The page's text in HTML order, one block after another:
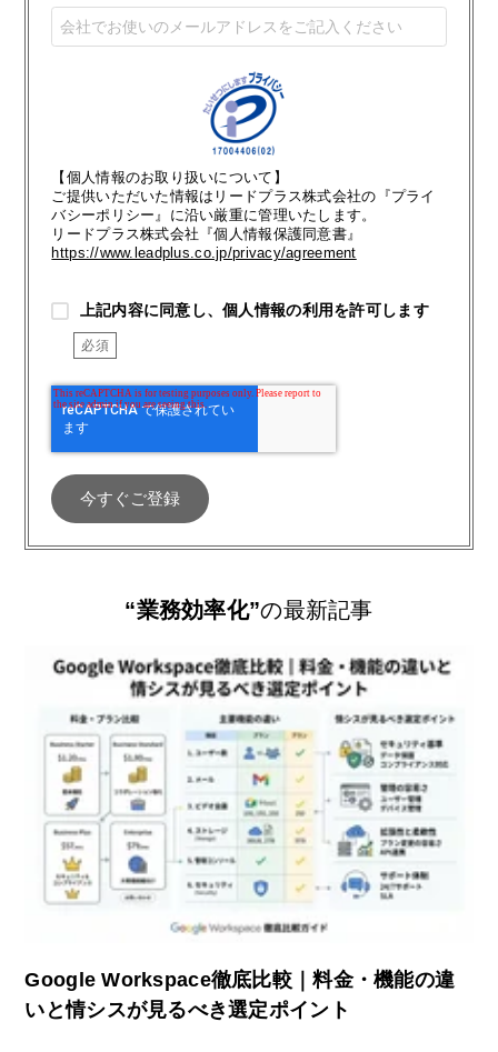
【個人情報のお取り扱いについて】
ご提供いただいた情報はリードプラス株式会社の『プライ
バシーポリシー』に沿い厳重に管理いたします。
リードプラス株式会社『個人情報保護同意書』
https://www.leadplus.co.jp/privacy/agreement
上記内容に同意し、個人情報の利用を許可します
“業務効率化”の最新記事
Google Workspace徹底比較｜料金・機能の違
いと情シスが見るべき選定ポイント